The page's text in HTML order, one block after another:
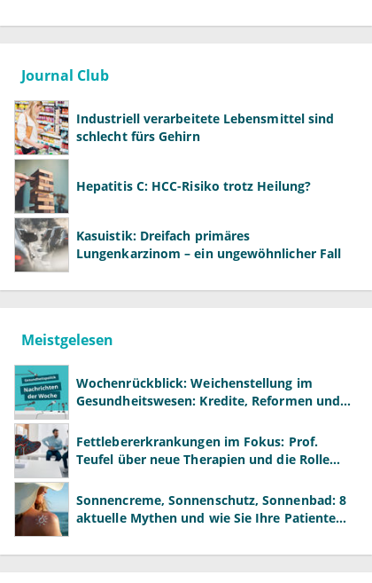
Journal Club
Industriell verarbeitete Lebensmittel sind
schlecht fürs Gehirn
Hepatitis C: HCC-Risiko trotz Heilung?
Kasuistik: Dreifach primäres
Lungenkarzinom – ein ungewöhnlicher Fall
Meistgelesen
Wochenrückblick: Weichenstellung im
Gesundheitswesen: Kredite, Reformen und
Fettlebererkrankungen im Fokus: Prof.
Teufel über neue Therapien und die Rolle
Sonnencreme, Sonnenschutz, Sonnenbad: 8
aktuelle Mythen und wie Sie Ihre Patienten